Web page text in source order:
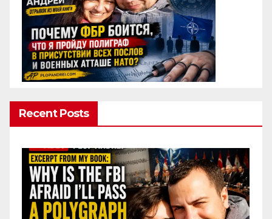
Recent Posts